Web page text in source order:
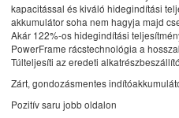
kapacitással és kiváló hidegindítási
akkumulátor soha nem hagyja majd
Akár 122%-os hidegindítási
PowerFrame rácstechnológia a
Túlteljesíti az eredeti
Zárt, gondozásmentes
Pozitív saru jobb oldalon